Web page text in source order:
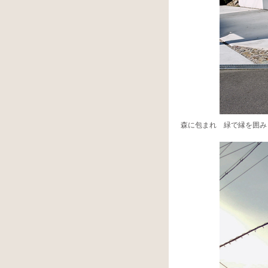
森に包まれ 緑で縁を囲み